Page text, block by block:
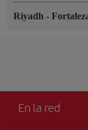
Riyadh -
En la red